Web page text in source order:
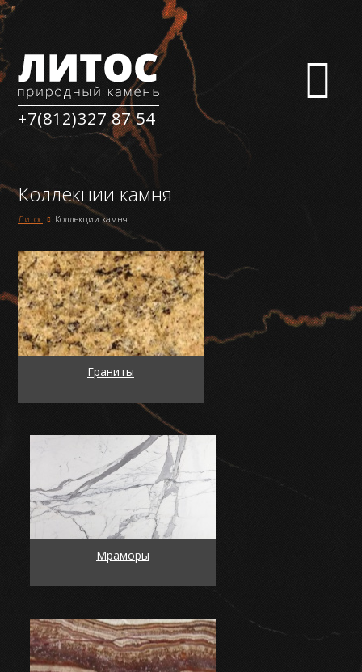
+7(812)327 87 54
Коллекции камня
Литос Коллекции камня
Граниты
Мраморы